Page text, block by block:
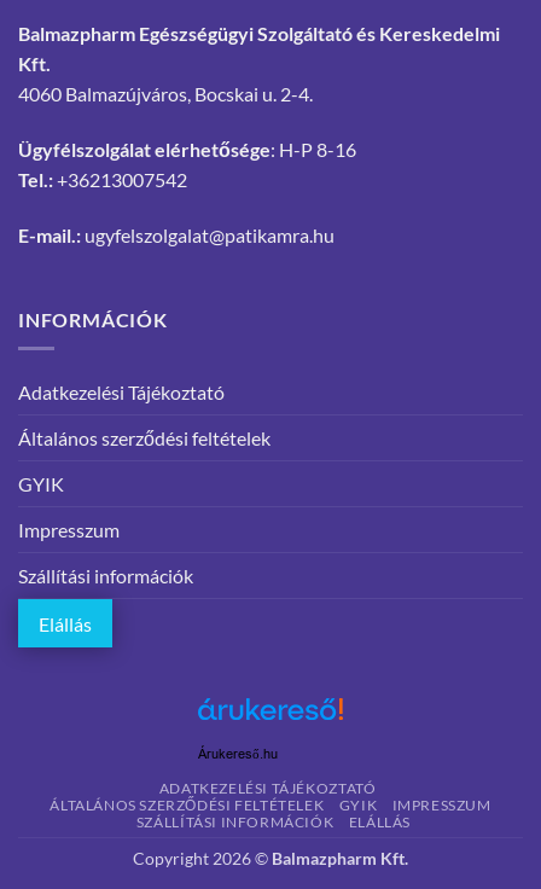
Balmazpharm Egészségügyi Szolgáltató és Kereskedelmi
Kft.
4060 Balmazújváros, Bocskai u. 2-4.
Ügyfélszolgálat elérhetősége: H-P 8-16
Tel.:+36213007542
E-mail.: ugyfelszolgalat@patikamra.hu
INFORMÁCIÓK
Adatkezelési Tájékoztató
Általános szerződési feltételek
GYIK
Impresszum
Szállítási információk
Elállás
Árukereső.hu
ADATKEZELÉSI TÁJÉKOZTATÓ
ÁLTALÁNOS SZERZŐDÉSI FELTÉTELEK
GYIK
IMPRESSZUM
SZÁLLÍTÁSI INFORMÁCIÓK
ELÁLLÁS
Copyright 2026 © Balmazpharm Kft.